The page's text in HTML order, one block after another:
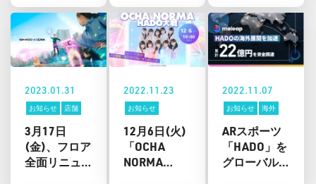
ル発表！
ポーツ運動
会」開催決
定！
ムで「Arc-
A’s」と
「57☆TOKYO」
がデモンス
トレーショ
ンを披露！
2023.01.31
お知らせ 店舗
3月17日
(金)、フロア
全面リニュ
2022.11.23
お知らせ
12月6日(火)
「OCHA
NORMA
2022.11.07
お知らせ 海外
ARスポーツ
「HADO」を
グローバル